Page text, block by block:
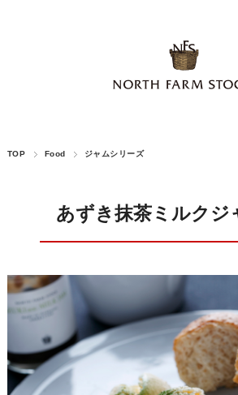
TOP Food ジャムシリーズ
あずき抹茶ミルクジ